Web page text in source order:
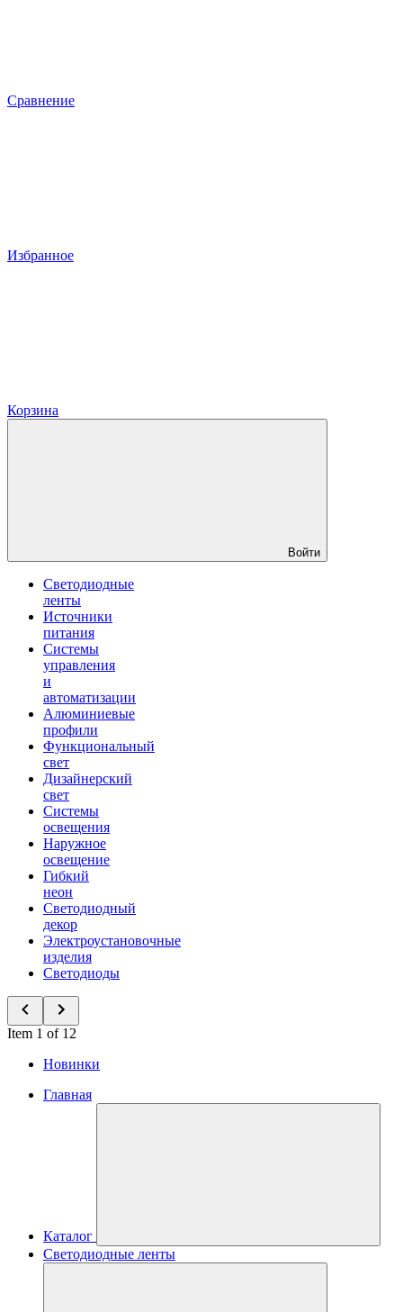
Сравнение
Избранное
Корзина
Войти
Светодиодные
ленты
Источники
питания
Системы
управления
и
автоматизации
Алюминиевые
профили
Функциональный
свет
Дизайнерский
свет
Системы
освещения
Наружное
освещение
Гибкий
неон
Светодиодный
декор
Электроустановочные
изделия
Светодиоды
Item 1 of 12
Новинки
Главная
Каталог
Светодиодные ленты